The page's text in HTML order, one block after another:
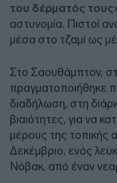
του δέρματός
αστυνομία. Πιστοί
μέσα στο τζαμί ως
Στο Σαουθάμπτον,
πραγματοποιήθηκε
διαδήλωση, στη
βιαιότητες, για να
μέρους της τοπικής
Δεκέμβριο, ενός
Νόβακ, από έναν